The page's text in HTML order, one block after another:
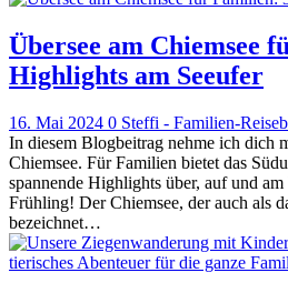
Übersee am Chiemsee
Highlights am Seeufer
16. Mai 2024 0 Steffi - Familien-
In diesem Blogbeitrag nehme ich dich
Chiemsee. Für Familien bietet das
spannende Highlights über, auf und
Frühling! Der Chiemsee, der auch als
bezeichnet…